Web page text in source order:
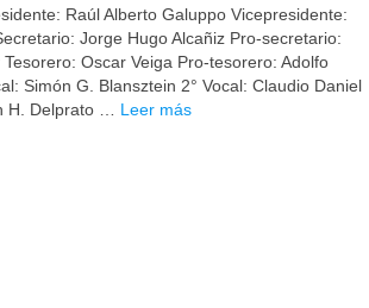
Raúl Alberto Galuppo Vicepresidente:
Jorge Hugo Alcañiz Pro-secretario:
Oscar Veiga Pro-tesorero: Adolfo
Simón G. Blansztein 2° Vocal: Claudio Daniel
H. Delprato … Leer más